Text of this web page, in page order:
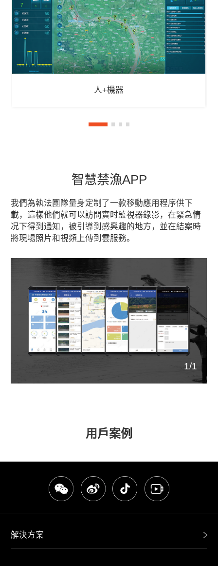
人+機器
智慧禁漁APP
我們為執法團隊量身定制了一款移動應用程序供下
載，這樣他們就可以訪問實时監視器錄影，在緊急情
况下得到通知，被引導到感興趣的地方，並在結案時
將現場照片和視頻上傳到雲服務。
1/1
用戶案例
解決方案